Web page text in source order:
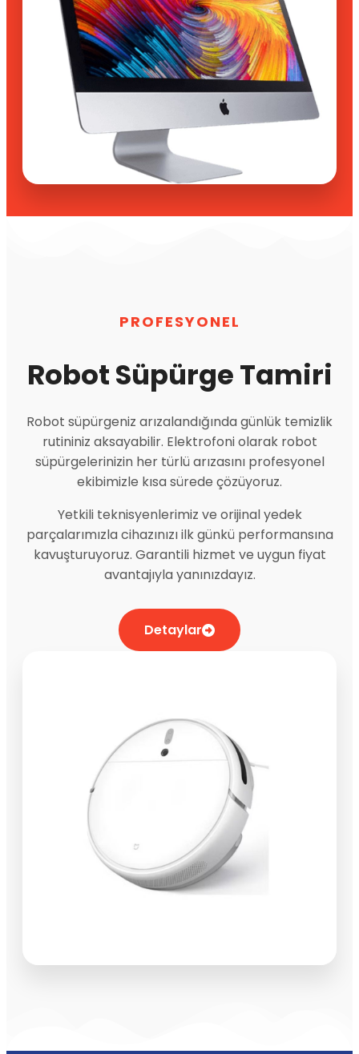
PROFESYONEL
Robot Süpürge Tamiri
Robot süpürgeniz arızalandığında günlük temizlik
rutininiz aksayabilir. Elektrofoni olarak robot
süpürgelerinizin her türlü arızasını profesyonel
ekibimizle kısa sürede çözüyoruz.
Yetkili teknisyenlerimiz ve orijinal yedek
parçalarımızla cihazınızı ilk günkü performansına
kavuşturuyoruz. Garantili hizmet ve uygun fiyat
avantajıyla yanınızdayız.
Detaylar